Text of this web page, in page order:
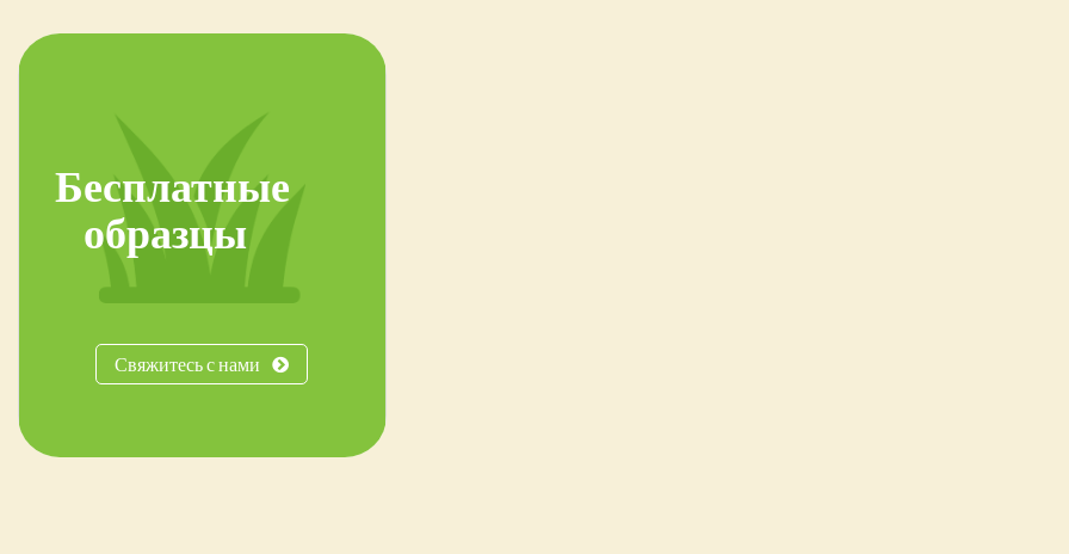
Бесплатные
образцы
Свяжитесь с нами